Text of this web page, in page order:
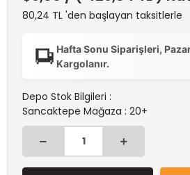
80,24 TL 'den başlayan taksitlerle
Hafta Sonu Siparişleri,
Kargolanır.
Depo Stok Bilgileri :
Sancaktepe Mağaza : 20+